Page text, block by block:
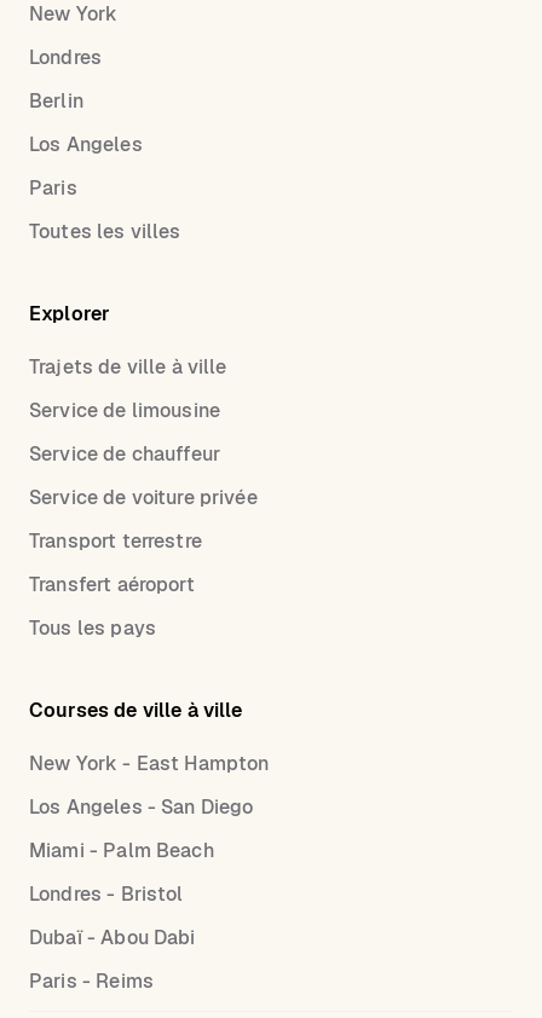
New York
Londres
Berlin
Los Angeles
Paris
Toutes les villes
Explorer
Trajets de ville à ville
Service de limousine
Service de chauffeur
Service de voiture privée
Transport terrestre
Transfert aéroport
Tous les pays
Courses de ville à ville
New York - East Hampton
Los Angeles - San Diego
Miami - Palm Beach
Londres - Bristol
Dubaï - Abou Dabi
Paris - Reims